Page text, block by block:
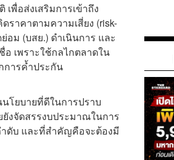
พื่อส่งเสริมการเข้าถึง
ราคาตามความเสี่ยง (risk-
ม (บสย.) ดำเนินการ และ
เพราะใช้กลไกตลาดใน
การค้ำประกัน
นโยบายที่ดีในการปราบ
งจัดสรรงบประมาณในการ
ำดับ และที่สำคัญคือจะต้องมี